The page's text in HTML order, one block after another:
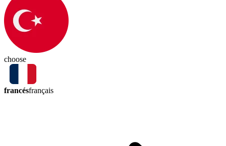
choose
francésfrançais